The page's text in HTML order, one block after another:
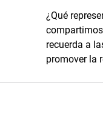
¿Qué
recuerda a
promover la